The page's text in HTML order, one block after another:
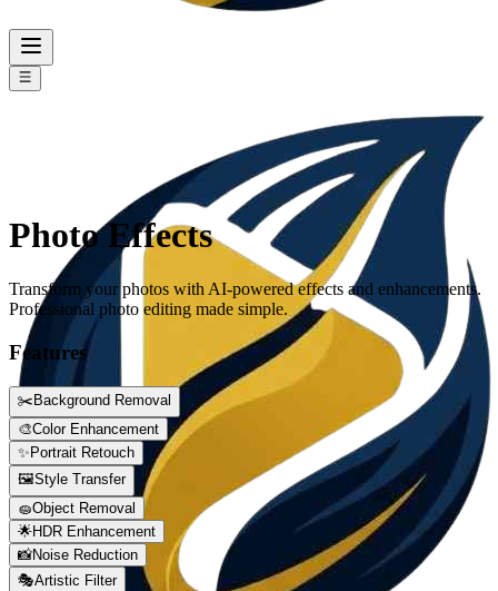
Photo Effects
Transform your photos with AI-powered effects and enhancements.
Professional photo editing made simple.
Features
✂️Background Removal
🎨Color Enhancement
✨Portrait Retouch
🖼️Style Transfer
🧽Object Removal
🌟HDR Enhancement
📸Noise Reduction
🎭Artistic Filter